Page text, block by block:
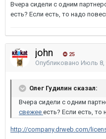
Вчера сидели с одним
есть? Если есть, то надо
john 25
Опубликовано Июль 8,
Олег Гудилин сказал:
Вчера сидели с одним
свежее есть? Если есть, то
http://company.drweb.com/